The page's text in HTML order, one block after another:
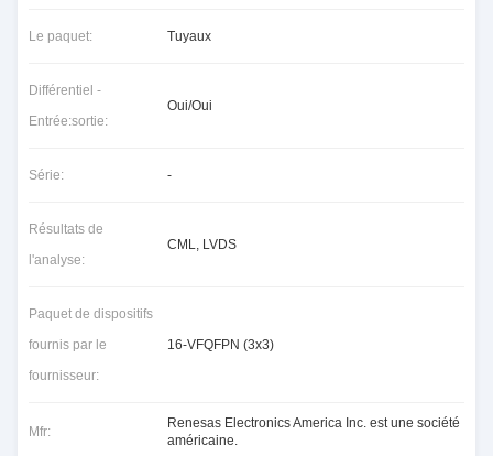
Le paquet: Tuyaux
Différentiel -
Entrée:sortie:
Oui/Oui
Série: -
Résultats de
l'analyse:
CML, LVDS
Paquet de dispositifs
fournis par le
fournisseur:
16-VFQFPN (3x3)
Mfr:
Renesas Electronics America Inc. est une société
américaine.